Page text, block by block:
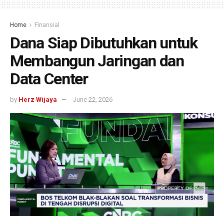
Home Finansial
Dana Siap Dibutuhkan untuk
Membangun Jaringan dan
Data Center
by Herz Wijaya June 22, 2026